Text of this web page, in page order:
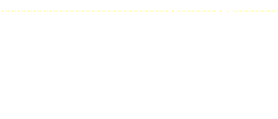
. ............ . .